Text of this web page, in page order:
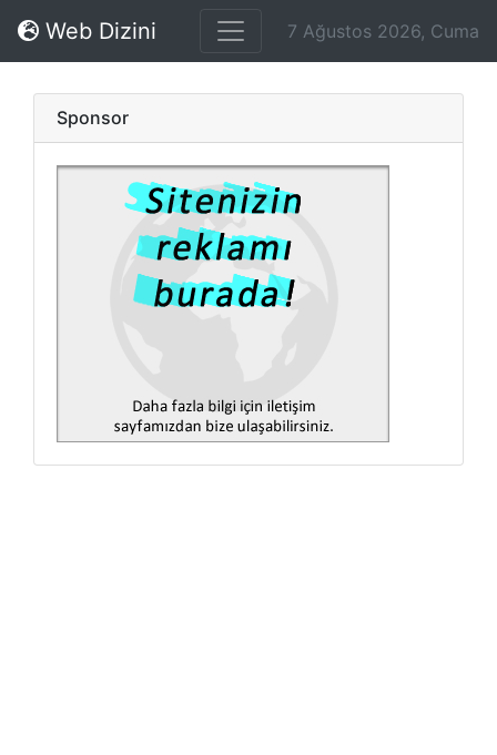
Web Dizini 7 Ağustos 2026, Cuma
Sponsor